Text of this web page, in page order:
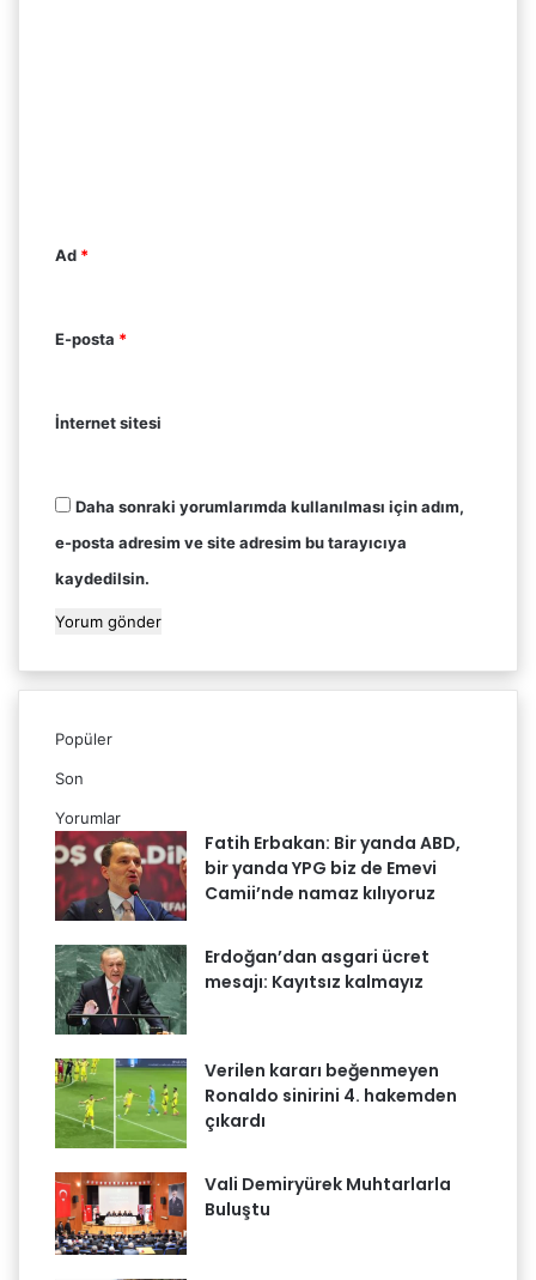
Ad *
E-posta *
İnternet sitesi
Daha sonraki yorumlarımda kullanılması için adım,
e-posta adresim ve site adresim bu tarayıcıya
kaydedilsin.
Popüler
Son
Yorumlar
Fatih Erbakan: Bir yanda ABD,
bir yanda YPG biz de Emevi
Camii’nde namaz kılıyoruz
Erdoğan’dan asgari ücret
mesajı: Kayıtsız kalmayız
Verilen kararı beğenmeyen
Ronaldo sinirini 4. hakemden
çıkardı
Vali Demiryürek Muhtarlarla
Buluştu